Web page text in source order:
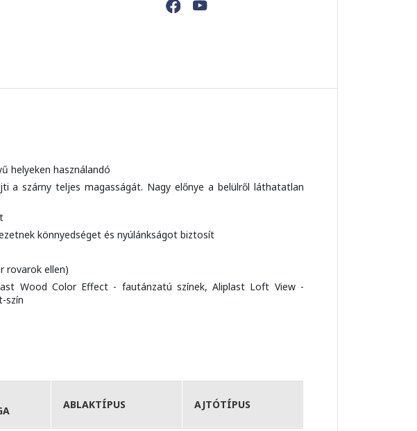
helyeken használandó
a szárny teljes magasságát. Nagy előnye a belülről láthatatlan
könnyedséget és nyúlánkságot biztosít
rovarok ellen)
Wood Color Effect - fautánzatú színek, Aliplast Loft View -
szín
ABLAKTÍPUS AJTÓTÍPUS